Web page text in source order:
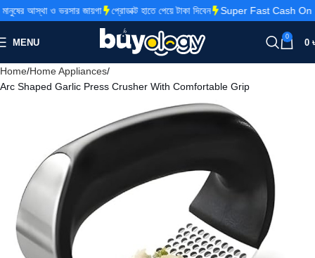
MENU
0
0
Home Home Appliances
Arc Shaped Garlic Press Crusher With Comfortable Grip
জায়গা প্রোডাক্ট হাতে পেয়ে টাকা দিবেন Super Fast Cash On Delivery